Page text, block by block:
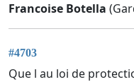
Francoise Botella
#4703
Que l au loi de